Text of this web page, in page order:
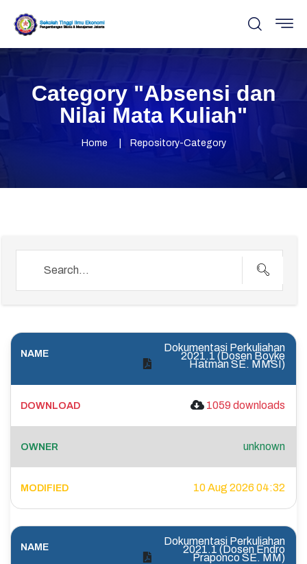
Category "Absensi dan
Nilai Mata Kuliah"
Home Repository-Category
Dokumentasi Perkuliahan
2021.1 (Dosen Boyke
Hatman SE. MMSI)
1059 downloads
unknown
10 Aug 2026 04:32
Dokumentasi Perkuliahan
2021.1 (Dosen Endro
Praponco SE. MM)